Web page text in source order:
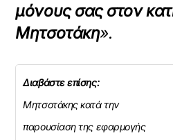
μόνους σας στον
Μητσοτάκη».
Διαβάστε επίσης:
Μητσοτάκης κατά την
παρουσίαση της εφαρμογής